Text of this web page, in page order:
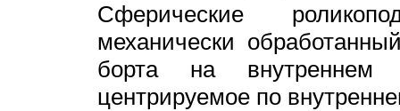
Сферические
механически
борта на внутреннем
центрируемое по